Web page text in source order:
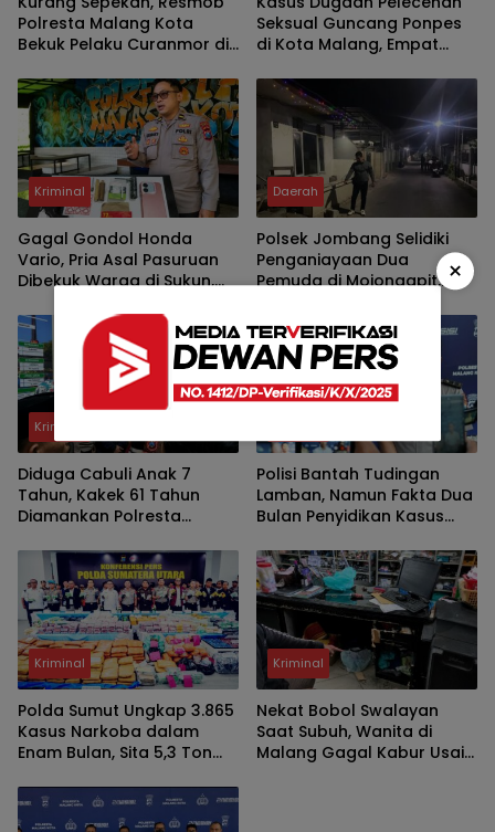
Polresta Malang Kota
Bekuk Pelaku Curanmor di
Pelajar Asal Sumenep
Berhasil Diamankan
Seksual Guncang Ponpes
di Kota Malang, Empat
Guru Ngaji ke Polisi
Kriminal
Gagal Gondol Honda
Vario, Pria Asal Pasuruan
Dibekuk Warga di Sukun,
Sabu dan Kunci T
Daerah
Polsek Jombang Selidiki
Penganiayaan Dua
Pemuda di Mojongapit,
Kriminal
Diduga Cabuli Anak 7
Tahun, Kakek 61 Tahun
Diamankan Polresta
Polisi Bantah Tudingan
Lamban, Namun Fakta Dua
Bulan Penyidikan Kasus
Sorotan
Kriminal
Polda Sumut Ungkap 3.865
Kasus Narkoba dalam
Enam Bulan, Sita 5,3 Ton
Kriminal
Nekat Bobol Swalayan
Saat Subuh, Wanita di
Malang Gagal Kabur Usai
×